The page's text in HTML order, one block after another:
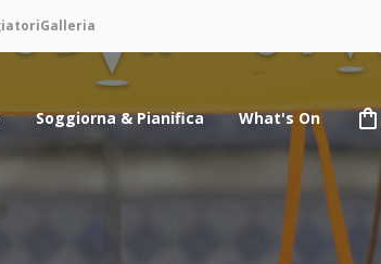
Galleria
Soggiorna & Pianifica What's On